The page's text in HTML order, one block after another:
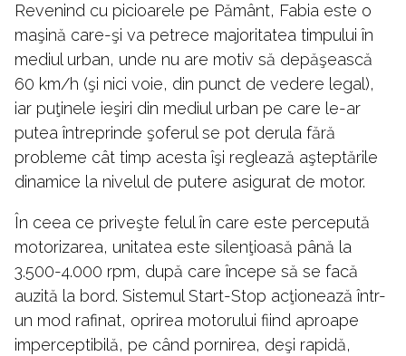
Revenind cu picioarele pe Pământ, Fabia este o
maşină care-şi va petrece majoritatea timpului în
mediul urban, unde nu are motiv să depăşească
60 km/h (şi nici voie, din punct de vedere legal),
iar puţinele ieşiri din mediul urban pe care le-ar
putea întreprinde şoferul se pot derula fără
probleme cât timp acesta îşi reglează aşteptările
dinamice la nivelul de putere asigurat de motor.
În ceea ce priveşte felul în care este percepută
motorizarea, unitatea este silenţioasă până la
3.500-4.000 rpm, după care începe să se facă
auzită la bord. Sistemul Start-Stop acţionează într-
un mod rafinat, oprirea motorului fiind aproape
imperceptibilă, pe când pornirea, deşi rapidă,